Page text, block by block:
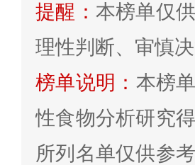
提醒： 本榜单仅
理性判断、审慎决
榜单说明： 本榜
性食物分析研究
所列名单仅供参